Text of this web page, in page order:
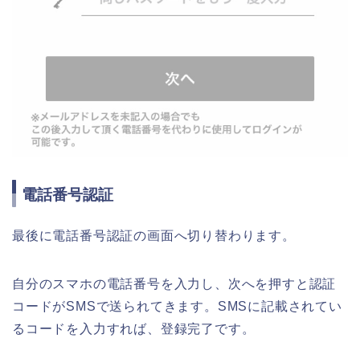
電話番号認証
最後に電話番号認証の画面へ切り替わります。
自分のスマホの電話番号を入力し、次へを押すと認証
コードがSMSで送られてきます。SMSに記載されてい
るコードを入力すれば、登録完了です。